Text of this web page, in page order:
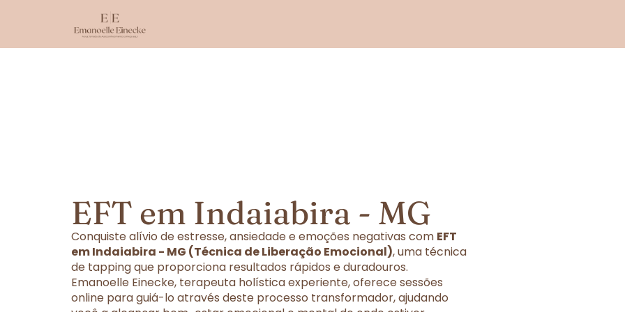
EFT em Indaiabira - MG
Conquiste alívio de estresse, ansiedade e emoções negativas com EFT
em Indaiabira - MG (Técnica de Liberação Emocional), uma técnica
de tapping que proporciona resultados rápidos e duradouros.
Emanoelle Einecke, terapeuta holística experiente, oferece sessões
online para guiá-lo através deste processo transformador, ajudando